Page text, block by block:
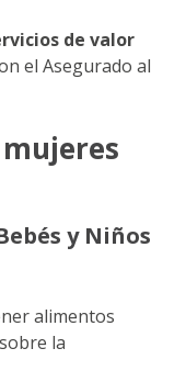
de valor
el Asegurado al
y Niños
alimentos
la